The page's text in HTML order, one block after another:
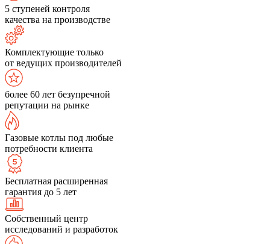
5 ступеней контроля
качества на производстве
Комплектующие только
от ведущих производителей
более 60 лет безупречной
репутации на рынке
Газовые котлы под любые
потребности клиента
Бесплатная расширенная
гарантия до 5 лет
Собственный центр
исследований и разработок